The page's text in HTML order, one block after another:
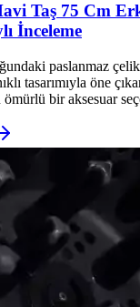
Taş 75 Cm
İnceleme
paslanmaz
tasarımıyla öne
bir aksesuar